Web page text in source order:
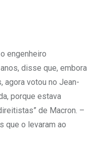
engenheiro
disse que, embora
agora votou no Jean-
porque estava
de Macron. –
que o levaram ao